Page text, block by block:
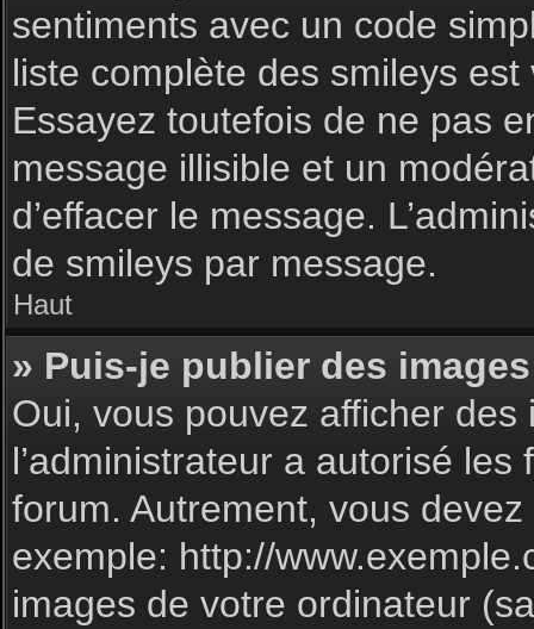
sentiments avec un code
liste complète des smileys
Essayez toutefois de ne pas
message illisible et un
d’effacer le message.
de smileys par message.
Haut
» Puis-je publier des
Oui, vous pouvez afficher
l’administrateur a autorisé
forum. Autrement, vous
exemple: http://
images de votre ordinateur